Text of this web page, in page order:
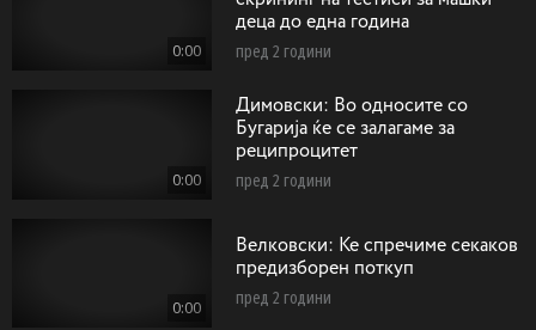
0:00
деца до една година
пред 2 години
0:00
Димовски: Во односите со
Бугарија ќе се залагаме за
реципроцитет
пред 2 години
0:00
Велковски: Ќе спречиме секаков
предизборен поткуп
пред 2 години